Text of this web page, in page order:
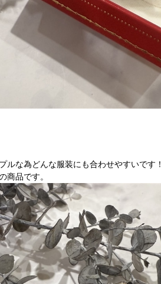
ルな為どんな服装にも合わせやすいです！
商品です。